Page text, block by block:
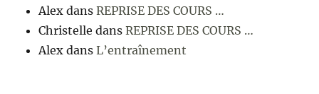
Alex dansREPRISE DES COURS …
Christelle dansREPRISE DES COURS …
Alex dansL’entraînement